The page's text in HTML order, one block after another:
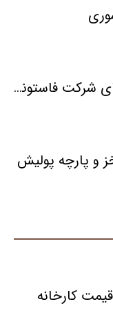
لیست قیمت پارچه های شرکت فاستونی مطهری
و پارچه پولیش
کارخانه